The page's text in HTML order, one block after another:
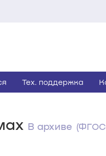
Тех. поддержка
В архиве (ФГОС